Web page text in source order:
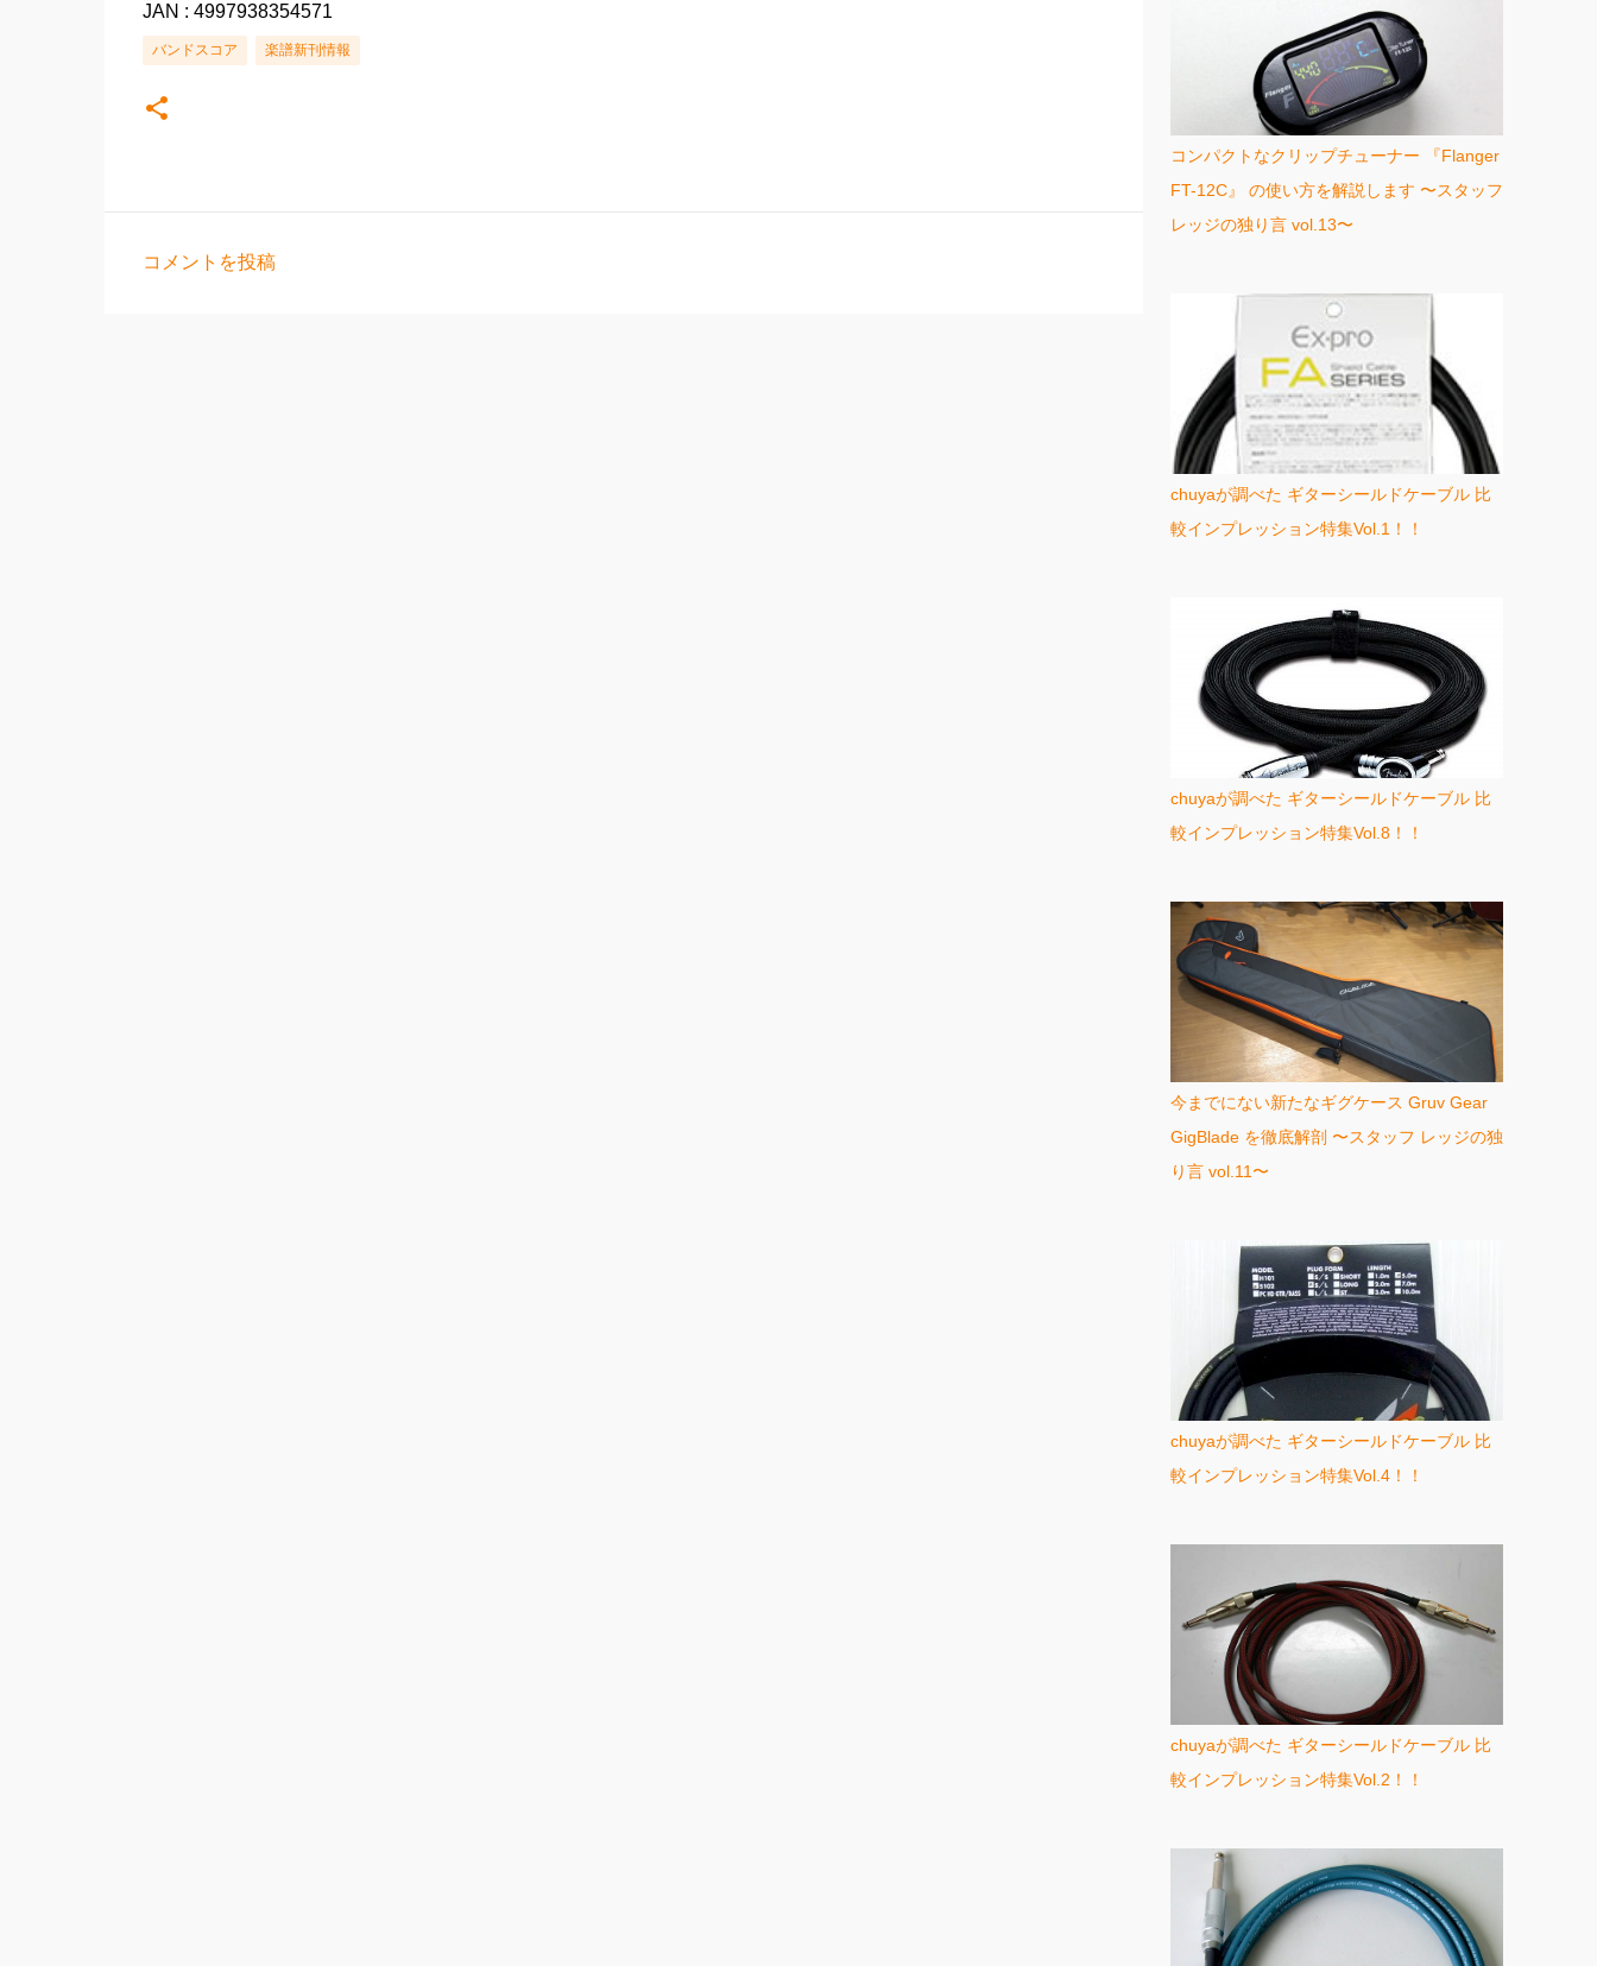
JAN : 4997938354571
バンドスコア 楽譜新刊情報
コメントを投稿
コンパクトなクリップチューナー 『Flanger
FT-12C』 の使い方を解説します 〜スタッフ
レッジの独り言 vol.13〜
chuyaが調べた ギターシールドケーブル 比
較インプレッション特集Vol.1！！
chuyaが調べた ギターシールドケーブル 比
較インプレッション特集Vol.8！！
今までにない新たなギグケース Gruv Gear
GigBlade を徹底解剖 〜スタッフ レッジの独
り言 vol.11〜
chuyaが調べた ギターシールドケーブル 比
較インプレッション特集Vol.4！！
chuyaが調べた ギターシールドケーブル 比
較インプレッション特集Vol.2！！